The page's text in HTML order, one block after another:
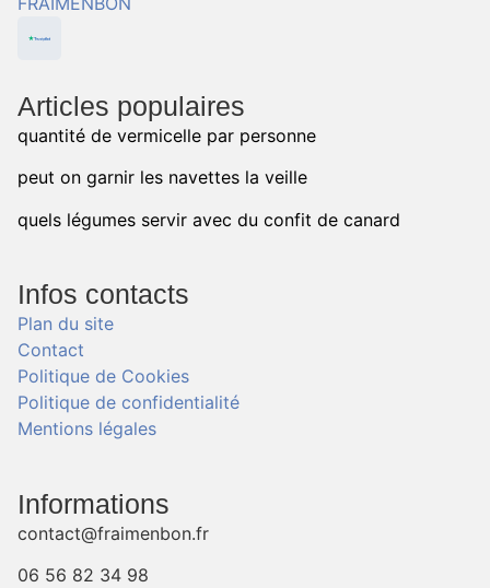
Articles populaires
quantité de vermicelle par personne
peut on garnir les navettes la veille
quels légumes servir avec du confit de canard
Infos contacts
Plan du site
Contact
Politique de Cookies
Politique de confidentialité
Mentions légales
Informations
contact@fraimenbon.fr
06 56 82 34 98